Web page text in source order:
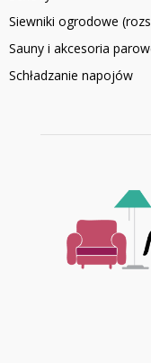
Siewniki ogrodowe
Sauny i akcesoria
Schładzanie napojów